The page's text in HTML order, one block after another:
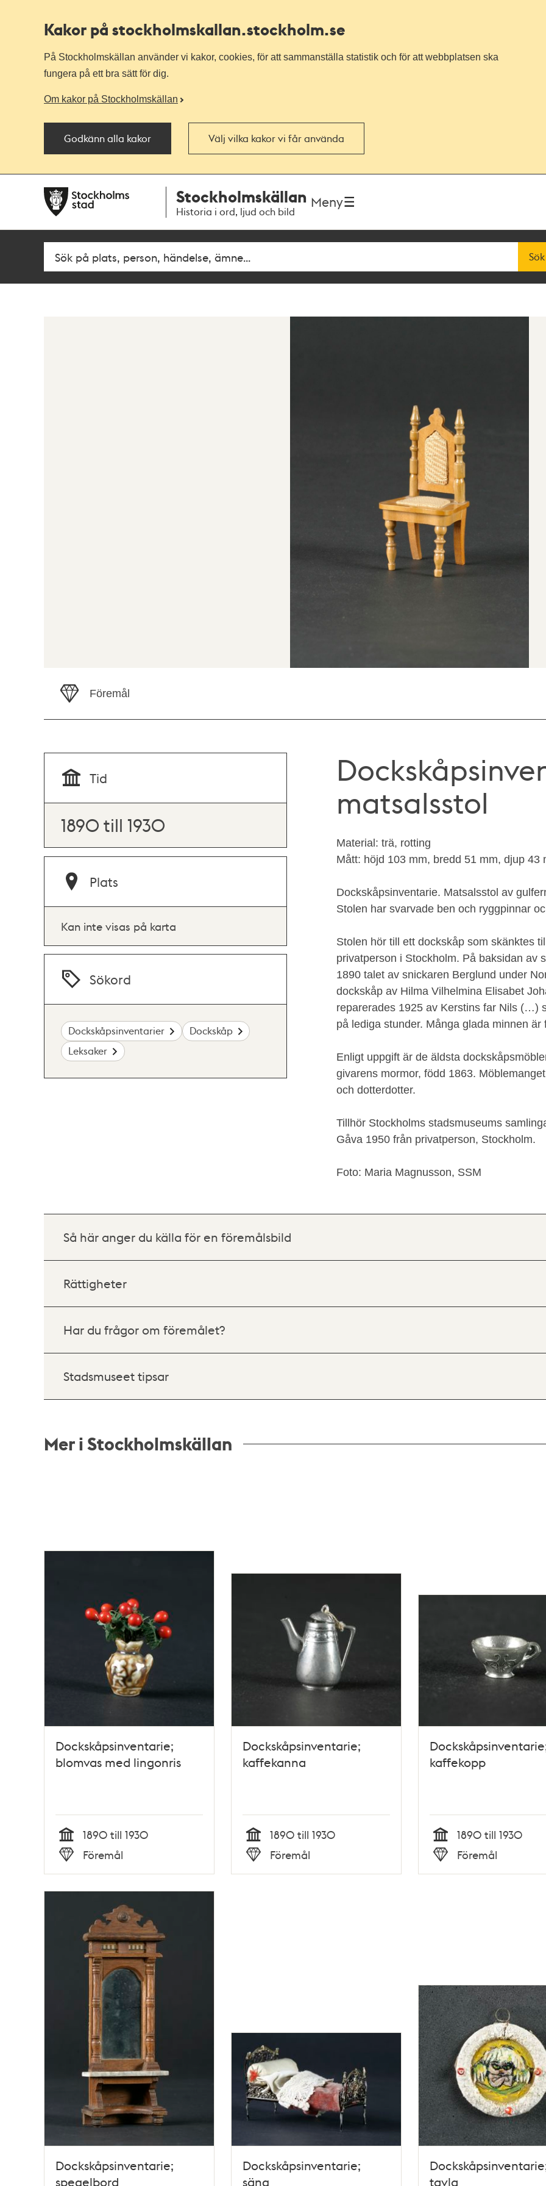
Kakor på stockholmskallan.stockholm.se
På Stockholmskällan använder vi kakor, cookies, för att sammanställa statistik och för att webbplatsen ska
fungera på ett bra sätt för dig.
Om kakor på Stockholmskällan
Godkänn alla kakor Välj vilka kakor vi får använda
navigationen
huvudinnehållet
Stockholmskällan
Historia i ord, ljud och bild
Meny
Fritextsök Sök
Föremål
matsalsstol
Material: trä, rotting
Mått: höjd 103 mm, bredd 51 mm, djup 43
Dockskåpsinventarie. Matsalsstol av
Stolen har svarvade ben och ryggpinnar
Stolen hör till ett dockskåp som skänktes
privatperson i Stockholm. På baksidan av
1890 talet av snickaren Berglund under
dockskåp av Hilma Vilhelmina Elisabet
reparerades 1925 av Kerstins far Nils (…)
på lediga stunder. Många glada minnen är
Enligt uppgift är de äldsta
givarens mormor, född 1863.
och dotterdotter.
Tillhör Stockholms stadsmuseums
Gåva 1950 från privatperson, Stockholm.
Foto: Maria Magnusson, SSM
Tid
1890 till 1930
Plats
Kan inte visas på karta
Sökord
Dockskåpsinventarier
Dockskåp
Leksaker
Så här anger du källa för en föremålsbild
Rättigheter
Har du frågor om föremålet?
Stadsmuseet tipsar
Mer i Stockholmskällan
Dockskåpsinventarie;
blomvas med lingonris
Tid
1890 till 1930
Föremål
Dockskåpsinventarie;
kaffekanna
Tid
1890 till 1930
Föremål
kaffekopp
Tid
1890 till 1930
Föremål
Dockskåpsinventarie;
spegelbord
Dockskåpsinventarie;
säng
tavla